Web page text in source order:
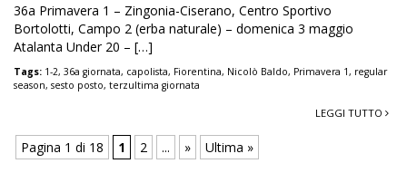
36a Primavera 1 – Zingonia-Ciserano, Centro Sportivo
Bortolotti, Campo 2 (erba naturale) – domenica 3 maggio
Atalanta Under 20 – […]
Tags: 1-2, 36a giornata, capolista, Fiorentina, Nicolò Baldo, Primavera 1, regular
season, sesto posto, terzultima giornata
LEGGI TUTTO
Pagina 1 di 18 1 2 ... » Ultima »